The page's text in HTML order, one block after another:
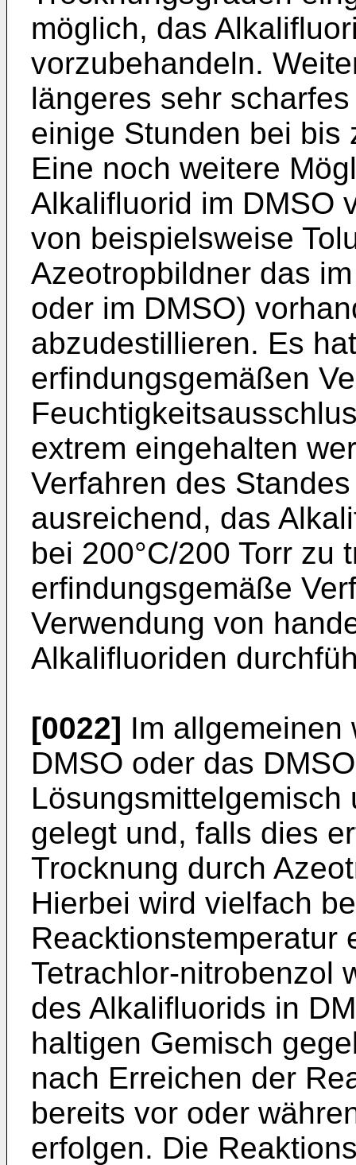
möglich, das
vorzubehandeln.
längeres sehr
einige Stunden bei bis
Eine noch weitere
Alkalifluorid im DMSO
von beispielsweise
Azeotropbildner das
oder im DMSO)
abzudestillieren. Es
erfindungsgemäßen
extrem eingehalten
Verfahren des
ausreichend, das
bei 200°C/200 Torr zu
erfindungsgemäße
Verwendung von
Alkalifluoriden
[0022] Im allgemeinen
DMSO oder das
gelegt und, falls dies
Trocknung durch
Hierbei wird vielfach
Reacktionstemperatur
Tetrachlor-nitrobenzol
des Alkalifluorids in
haltigen Gemisch
nach Er­reichen der
bereits vor oder
erfolgen. Die